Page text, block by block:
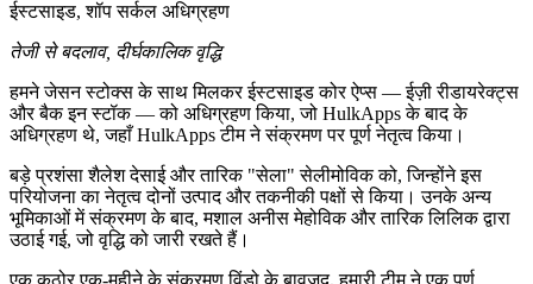
ईस्टसाइड, शॉप सर्कल अधिग्रहण
तेजी से बदलाव, दीर्घकालिक वृद्धि
हमनेजेसन स्टोक्सके साथ मिलकर ईस्टसाइड कोर ऐप्स —ईज़ी रीडायरेक्ट्स
औरबैक इन स्टॉक— को अधिग्रहण किया, जो HulkApps के बाद के
अधिग्रहण थे, जहाँ HulkApps टीम ने संक्रमण पर पूर्ण नेतृत्व किया।
बड़े प्रशंसाशैलेश देसाईऔरतारिक "सेला" सेलीमोविकको, जिन्होंने इस
परियोजना का नेतृत्व दोनों उत्पाद और तकनीकी पक्षों से किया। उनके अन्य
भूमिकाओं में संक्रमण के बाद, मशाल अनीस मेहोविकऔरतारिक लिलिकद्वारा
उठाई गई, जो वृद्धि को जारी रखते हैं।